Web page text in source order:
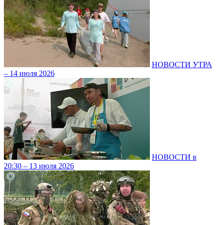
НОВОСТИ УТРА
– 14 июля 2026
НОВОСТИ в
20:30 – 13 июля 2026